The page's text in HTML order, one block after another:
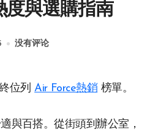
度與選購指南
没有评论
終位列Air Force熱銷 榜單。
適與百搭。從街頭到辦公室，